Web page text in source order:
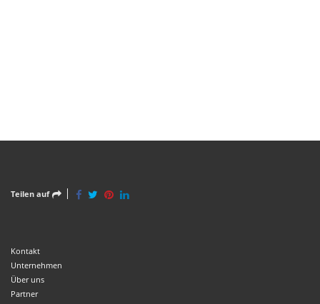
Teilen auf
Kontakt
Unternehmen
Über uns
Partner